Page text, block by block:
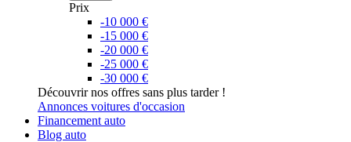
Prix
-10 000 €
-15 000 €
-20 000 €
-25 000 €
-30 000 €
Découvrir nos offres sans plus tarder !
Annonces voitures d'occasion
Financement auto
Blog auto